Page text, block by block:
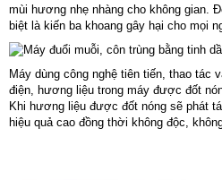
mùi hương nhẹ nhàng cho không gian.
biệt là kiến ba khoang gây hại cho mọi
Máy dùng công nghệ tiên tiến, thao tác
điện, hương liệu trong máy được đốt
Khi hương liệu được đốt nóng sẽ phát
hiệu quả cao đồng thời không độc,